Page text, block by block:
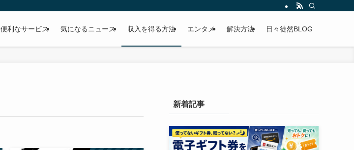
便利なサービス 気になるニュース 収入を得る方法 エンタメ 解決方法 日々徒然BLOG
新着記事